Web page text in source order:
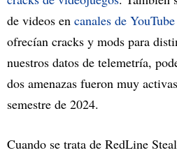
de videos en canales de
ofrecían cracks y mods para
nuestros datos de telemetría,
dos amenazas fueron muy
semestre de 2024.
Cuando se trata de RedLine